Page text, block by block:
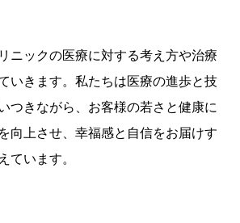
ニックの医療に対する考え方や治療
いきます。私たちは医療の進歩と技
つきながら、お客様の若さと健康に
向上させ、幸福感と自信をお届けす
ています。